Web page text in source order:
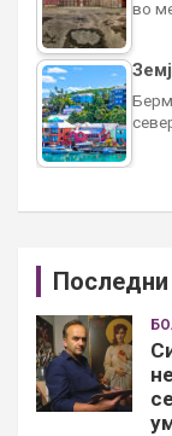
во
Последни